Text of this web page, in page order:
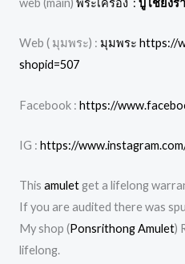
web (main) พระเครื่อง : บู เชียงร
Web ( มุมพระ) : มุมพระ https://
shopid=507
Facebook : https://
IG : https://
This amuletget a lifelong
If you are audited there was
My shop (Ponsrithong Amulet)
lifelong.